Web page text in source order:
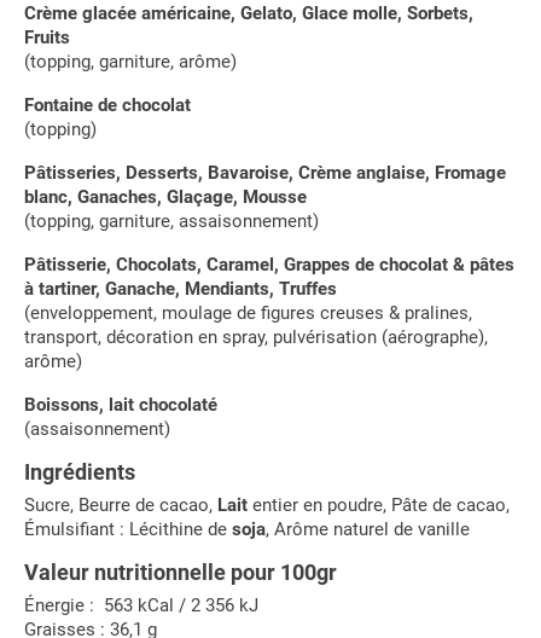
Crème glacée américaine, Gelato, Glace molle, Sorbets,
Fruits
(topping, garniture, arôme)
Fontaine de chocolat
(topping)
Pâtisseries, Desserts, Bavaroise, Crème anglaise, Fromage
blanc, Ganaches, Glaçage, Mousse
(topping, garniture, assaisonnement)
Pâtisserie, Chocolats, Caramel, Grappes de chocolat & pâtes
à tartiner, Ganache, Mendiants, Truffes
(enveloppement, moulage de figures creuses & pralines,
transport, décoration en spray, pulvérisation (aérographe),
arôme)
Boissons, lait chocolaté
(assaisonnement)
Ingrédients
Sucre, Beurre de cacao, Lait entier en poudre, Pâte de cacao,
Émulsifiant : Lécithine de soja, Arôme naturel de vanille
Valeur nutritionnelle pour 100gr
Énergie : 563 kCal / 2 356 kJ
Graisses : 36,1 g